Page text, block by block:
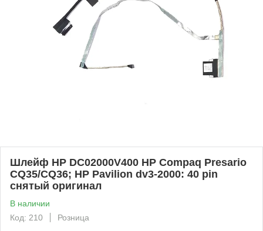
Шлейф HP DC02000V400 HP Compaq Presario
CQ35/CQ36; HP Pavilion dv3-2000: 40 pin
снятый оригинал
В наличии
Код: 210
Розница